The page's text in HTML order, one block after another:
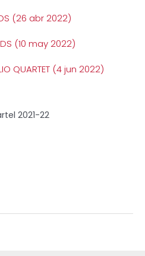
(26 abr 2022)
(10 may 2022)
QUARTET (4 jun 2022)